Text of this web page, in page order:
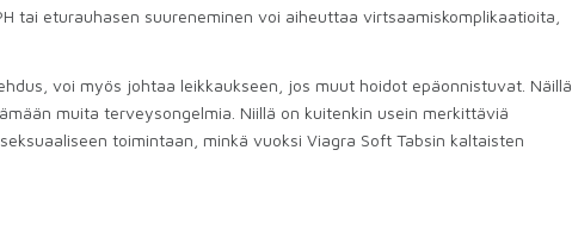
tai eturauhasen suureneminen voi aiheuttaa virtsaamiskomplikaatioita,
voi myös johtaa leikkaukseen, jos muut hoidot epäonnistuvat. Näillä
muita terveysongelmia. Niillä on kuitenkin usein merkittäviä
toimintaan, minkä vuoksi Viagra Soft Tabsin kaltaisten